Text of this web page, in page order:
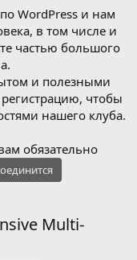
WordPress и нам
в том числе и
частью большого
и полезными
чтобы
нашего клуба.
обязательно
Multi-